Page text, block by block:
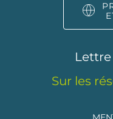
Sur les